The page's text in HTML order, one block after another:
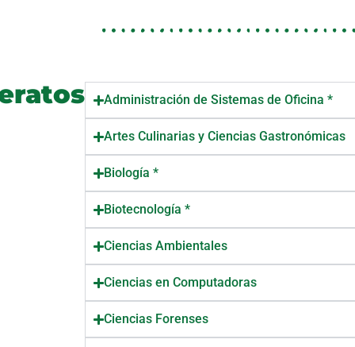
Administración de Sistemas de Oficina *
Artes Culinarias y Ciencias Gastronómicas
Biología *
Biotecnología *
Ciencias Ambientales
Ciencias en Computadoras
Ciencias Forenses